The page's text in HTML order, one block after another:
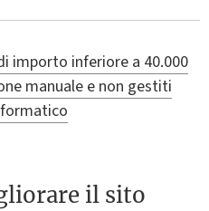
importo inferiore a 40.000
manuale e non gestiti
il sito